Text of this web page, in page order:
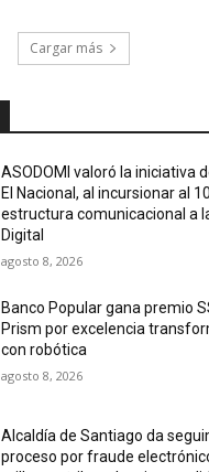
Cargar más
ASODOMI valoró la iniciativa
El Nacional, al incursionar al
estructura comunicacional a
Digital
agosto 8, 2026
Banco Popular gana premio
Prism por excelencia
con robótica
agosto 8, 2026
Alcaldía de Santiago da
proceso por fraude